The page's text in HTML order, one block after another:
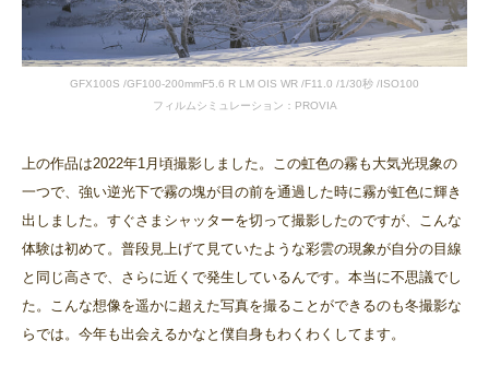
GFX100S /GF100-200mmF5.6 R LM OIS WR /F11.0 /1/30秒 /ISO100
フィルムシミュレーション：PROVIA
上の作品は2022年1月頃撮影しました。この虹色の霧も大気光現象の
一つで、強い逆光下で霧の塊が目の前を通過した時に霧が虹色に輝き
出しました。すぐさまシャッターを切って撮影したのですが、こんな
体験は初めて。普段見上げて見ていたような彩雲の現象が自分の目線
と同じ高さで、さらに近くで発生しているんです。本当に不思議でし
た。こんな想像を遥かに超えた写真を撮ることができるのも冬撮影な
らでは。今年も出会えるかなと僕自身もわくわくしてます。